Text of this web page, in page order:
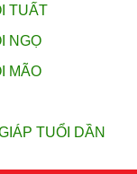
TUẤT
NGỌ
MÃO
TUỔI DẦN